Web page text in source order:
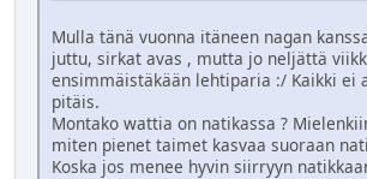
Mulla tänä vuonna itäneen nagan
juttu, sirkat avas , mutta jo neljättä
ensimmäistäkään lehtiparia :/ Kaikki ei
pitäis.
Montako wattia on natikassa ?
miten pienet taimet kasvaa suoraan
Koska jos menee hyvin siirryyn